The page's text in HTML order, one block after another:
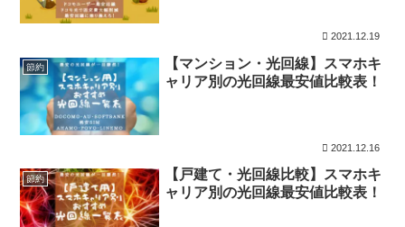
2021.12.19
節約
【マンション・光回線】スマホキ
ャリア別の光回線最安値比較表！
2021.12.16
節約
【戸建て・光回線比較】スマホキ
ャリア別の光回線最安値比較表！